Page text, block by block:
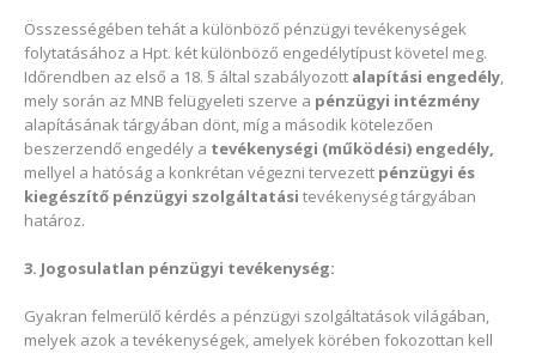
Összességében tehát a különböző pénzügyi tevékenységek
folytatásához a Hpt. két különböző engedélytípust követel meg.
Időrendben az első a 18. § által szabályozott alapítási engedély,
mely során az MNB felügyeleti szerve a pénzügyi intézmény
alapításának tárgyában dönt, míg a második kötelezően
beszerzendő engedély a tevékenységi (működési) engedély,
mellyel a hatóság a konkrétan végezni tervezett pénzügyi és
kiegészítő pénzügyi szolgáltatási tevékenység tárgyában
határoz.
3. Jogosulatlan pénzügyi tevékenység:
Gyakran felmerülő kérdés a pénzügyi szolgáltatások világában,
melyek azok a tevékenységek, amelyek körében fokozottan kell